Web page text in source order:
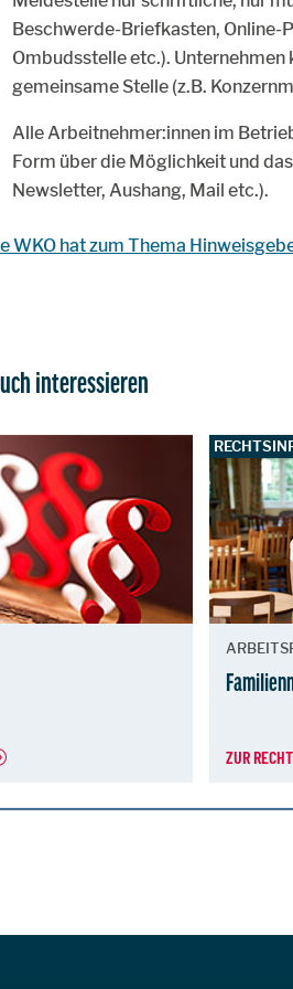
Beschwerde-Briefkasten,
Ombudsstelle etc.). Unternehmen
gemeinsame Stelle (z.B.
Alle Arbeitnehmer:innen im
Form über die Möglichkeit und
Newsletter, Aushang, Mail etc.).
WKO hat zum Thema
interessieren
ZUR